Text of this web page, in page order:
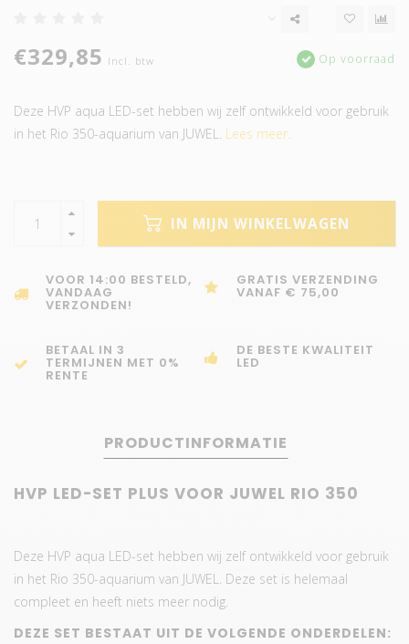
€329,85 Incl. btw Op voorraad
Deze HVP aqua LED-set hebben wij zelf ontwikkeld voor gebruik
in het Rio 350-aquarium van JUWEL. Lees meer..
IN MIJN WINKELWAGEN
VOOR 14:00 BESTELD,
VANDAAG
VERZONDEN!
GRATIS VERZENDING
VANAF € 75,00
BETAAL IN 3
TERMIJNEN MET 0%
RENTE
DE BESTE KWALITEIT
LED
PRODUCTINFORMATIE
HVP LED-SET PLUS VOOR JUWEL RIO 350
Deze HVP aqua LED-set hebben wij zelf ontwikkeld voor gebruik
in het Rio 350-aquarium van JUWEL. Deze set is helemaal
compleet en heeft niets meer nodig.
DEZE SET BESTAAT UIT DE VOLGENDE ONDERDELEN: